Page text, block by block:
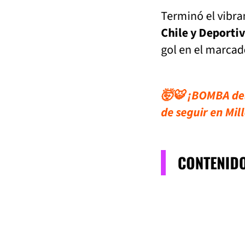
Terminó el
Chile y
gol en el
🤯🐯 ¡BOMBA
de seguir en